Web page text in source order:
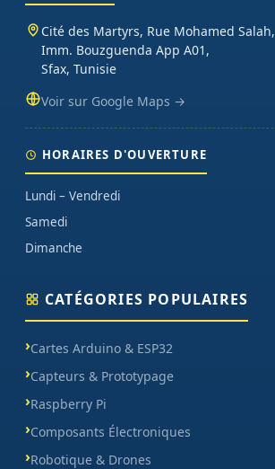
Cité des Martyrs, Rue Mohamed Salah,
Imm. Bouzguenda App A01,
Sfax, Tunisie
Voir sur Google Maps →
HORAIRES D'OUVERTURE
Lundi – Vendredi
Samedi
Dimanche
CATÉGORIES POPULAIRES
Cartes Arduino & ESP32
Capteurs & Prototypage
Raspberry Pi
Composants Électroniques
Robotique & Drones